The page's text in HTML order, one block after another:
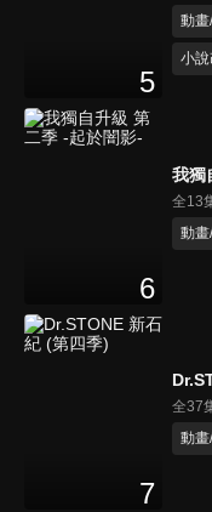
5
動畫
小
6
我獨
全13
動畫
7
全37
動畫